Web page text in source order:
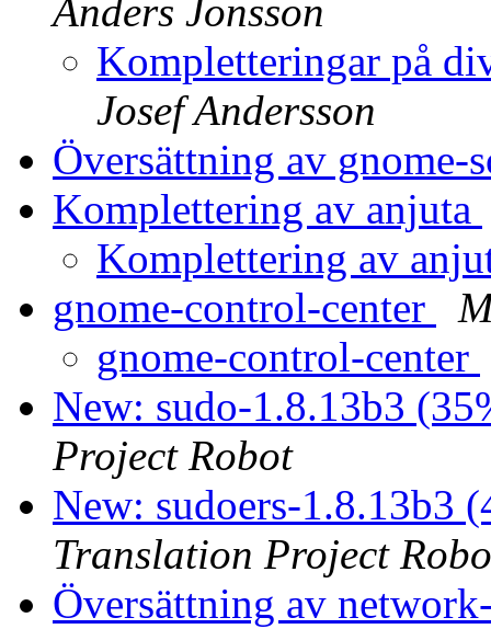
Anders Jonsson
Kompletteringar på
Josef Andersson
Översättning av gnome-
Komplettering av anjuta
Komplettering av
gnome-control-center
gnome-control-center
New: sudo-1.8.13b3
Project Robot
New: sudoers-1.8.13b3
Translation Project
Översättning av